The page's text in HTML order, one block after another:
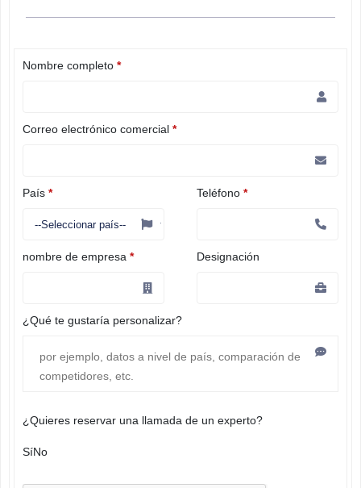
Nombre completo *
Correo electrónico comercial *
País * Teléfono *
nombre de empresa * Designación
¿Qué te gustaría personalizar?
¿Quieres reservar una llamada de un experto?
SíNo